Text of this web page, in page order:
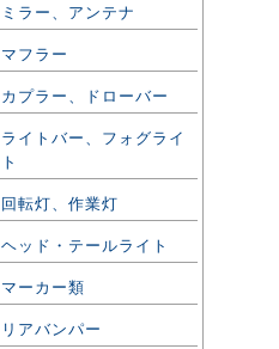
ミラー、アンテナ
マフラー
カプラー、ドローバー
ライトバー、フォグライ
ト
回転灯、作業灯
ヘッド・テールライト
マーカー類
リアバンパー